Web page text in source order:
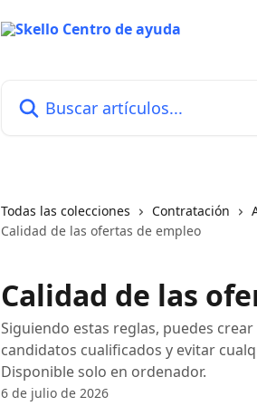
Todas las colecciones Contratación
Calidad de las ofertas de empleo
Calidad de las
Siguiendo estas reglas, puedes
candidatos cualificados y evitar
Disponible solo en ordenador.
6 de julio de 2026